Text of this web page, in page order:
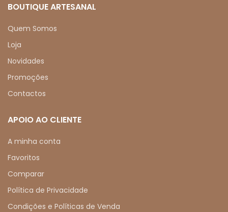
BOUTIQUE ARTESANAL
Quem Somos
Loja
Novidades
Promoções
Contactos
APOIO AO CLIENTE
A minha conta
Favoritos
Comparar
Política de Privacidade
Condições e Políticas de Venda